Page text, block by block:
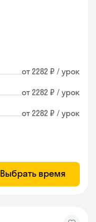
от 2282 ₽ / урок
от 2282 ₽ / урок
от 2282 ₽ / урок
Выбрать время